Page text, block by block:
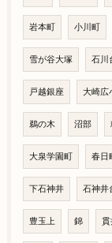
岩本町 小川町
雪が谷大塚 石川
戸越銀座 大崎広
鵜の木 沼部
大泉学園町 春日
下石神井 石神井
豊玉上 錦 貫